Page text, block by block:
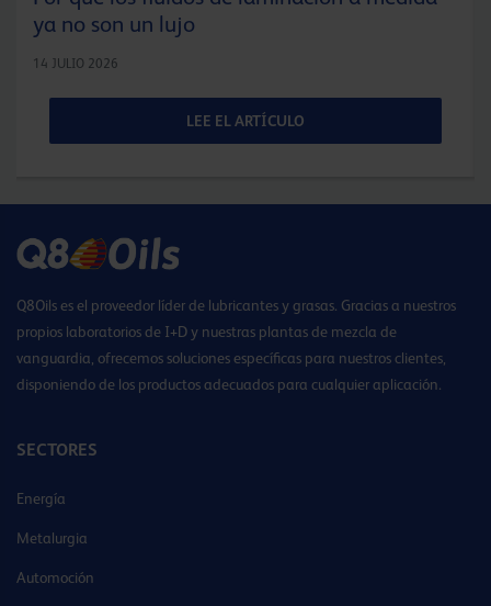
ya no son un lujo
14 JULIO 2026
LEE EL ARTÍCULO
Q8Oils es el proveedor líder de lubricantes y grasas. Gracias a nuestros
propios laboratorios de I+D y nuestras plantas de mezcla de
vanguardia, ofrecemos soluciones específicas para nuestros clientes,
disponiendo de los productos adecuados para cualquier aplicación.
SECTORES
Energía
Metalurgia
Automoción